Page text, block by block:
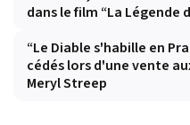
dans le film “La Légende
“Le Diable s'habille en
cédés lors d'une vente
Meryl Streep